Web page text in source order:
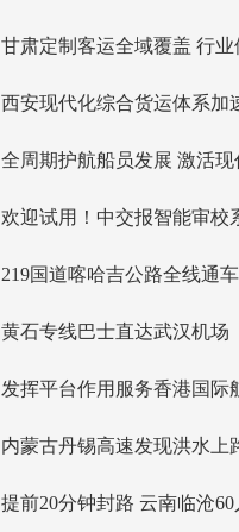
甘肃定制客运全域覆盖 行
西安现代化综合货运体系加
全周期护航船员发展 激活
欢迎试用！中交报智能审校
219国道喀哈吉公路全线通车
黄石专线巴士直达武汉机场
发挥平台作用服务香港国际
提前20分钟封路 云南临沧